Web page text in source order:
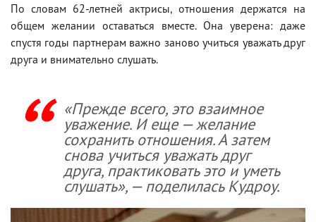
По словам 62-летней актрисы, отношения держатся на
общем желании оставаться вместе. Она уверена: даже
спустя годы партнерам важно заново учиться уважать друг
друга и внимательно слушать.
«Прежде всего, это взаимное
уважение. И еще — желание
сохранить отношения. А затем
снова учиться уважать друг
друга, практиковать это и уметь
слушать», — поделилась Кудроу.